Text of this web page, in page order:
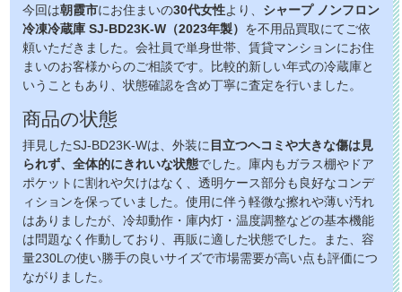
今回は朝霞市にお住まいの30代女性より、 シャープ ノンフロン
冷凍冷蔵庫 SJ-BD23K-W（2023年製） を不用品買取にてご依
頼いただきました。会社員で単身世帯、賃貸マンションにお住
まいのお客様からのご相談です。比較的新しい年式の冷蔵庫と
いうこともあり、状態確認を含め丁寧に査定を行いました。
商品の状態
拝見したSJ-BD23K-Wは、外装に 目立つヘコミや大きな傷は見
られず、全体的にきれいな状態でした。庫内もガラス棚やドア
ポケットに割れや欠けはなく、透明ケース部分も良好なコンデ
ィションを保っていました。使用に伴う軽微な擦れや薄い汚れ
はありましたが、冷却動作・庫内灯・温度調整などの基本機能
は問題なく作動しており、再販に適した状態でした。また、容
量230Lの使い勝手の良いサイズで市場需要が高い点も評価につ
ながりました。